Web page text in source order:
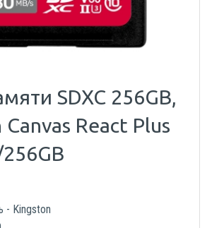
SDXC 256GB,
React Plus
- Kingston